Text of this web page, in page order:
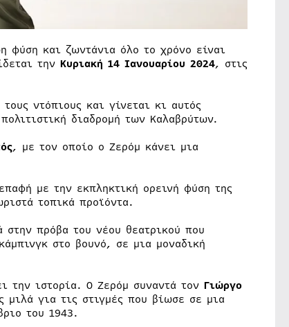
φύση και ζωντάνια όλο το χρόνο είναι
την Κυριακή 14 Ιανουαρίου 2024, στις
ντόπιους και γίνεται κι αυτός
διαδρομή των Καλαβρύτων.
, με τον οποίο ο Ζερόμ κάνει μια
με την εκπληκτική ορεινή φύση της
τοπικά προϊόντα.
στην πρόβα του νέου θεατρικού που
στο βουνό, σε μια μοναδική
την ιστορία. Ο Ζερόμ συναντά τον Γιώργο
για τις στιγμές που βίωσε σε μια
του 1943.